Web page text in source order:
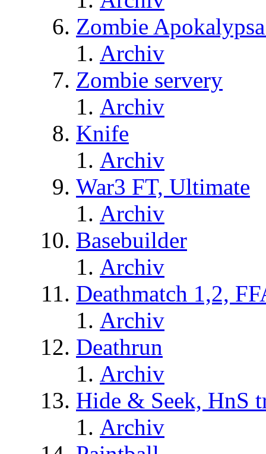
Zombie
Archiv
Zombie servery
Archiv
Knife
Archiv
War3 FT, Ultimate
Archiv
Basebuilder
Archiv
Deathmatch 1,2,
Archiv
Deathrun
Archiv
Hide & Seek, HnS
Archiv